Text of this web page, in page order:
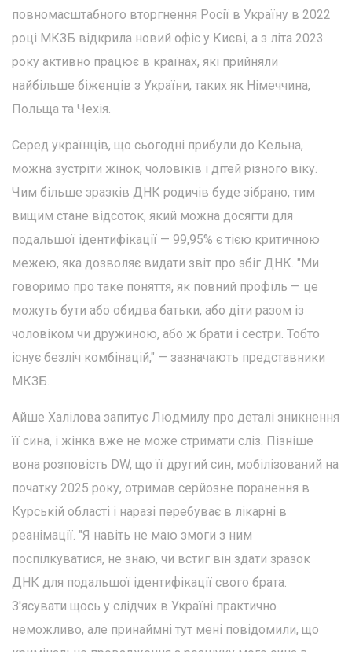
повномасштабного вторгнення Росії в Україну в 2022
році МКЗБ відкрила новий офіс у Києві, а з літа 2023
року активно працює в країнах, які прийняли
найбільше біженців з України, таких як Німеччина,
Польща та Чехія.
Серед українців, що сьогодні прибули до Кельна,
можна зустріти жінок, чоловіків і дітей різного віку.
Чим більше зразків ДНК родичів буде зібрано, тим
вищим стане відсоток, який можна досягти для
подальшої ідентифікації — 99,95% є тією критичною
межею, яка дозволяє видати звіт про збіг ДНК. "Ми
говоримо про таке поняття, як повний профіль — це
можуть бути або обидва батьки, або діти разом із
чоловіком чи дружиною, або ж брати і сестри. Тобто
існує безліч комбінацій," — зазначають представники
МКЗБ.
Айше Халілова запитує Людмилу про деталі зникнення
її сина, і жінка вже не може стримати сліз. Пізніше
вона розповість DW, що її другий син, мобілізований на
початку 2025 року, отримав серйозне поранення в
Курській області і наразі перебуває в лікарні в
реанімації. "Я навіть не маю змоги з ним
поспілкуватися, не знаю, чи встиг він здати зразок
ДНК для подальшої ідентифікації свого брата.
З'ясувати щось у слідчих в Україні практично
неможливо, але принаймні тут мені повідомили, що